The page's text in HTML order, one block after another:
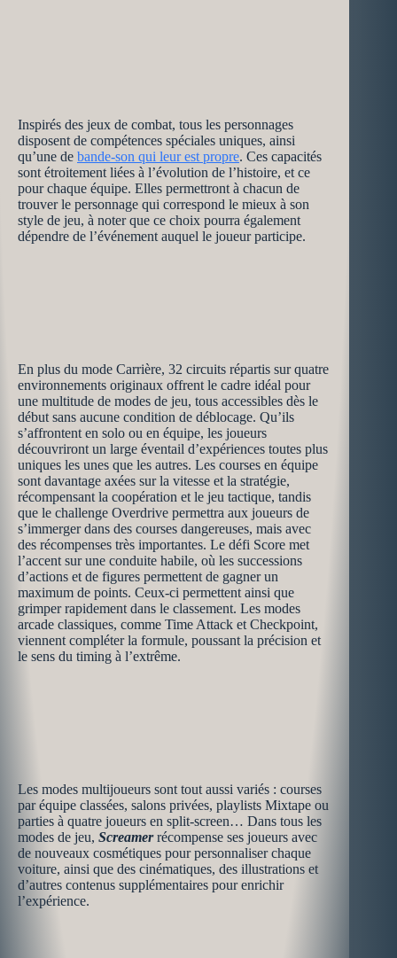
Inspirés des jeux de combat, tous les personnages
disposent de compétences spéciales uniques, ainsi
qu’une de bande-son qui leur est propre. Ces capacités
sont étroitement liées à l’évolution de l’histoire, et ce
pour chaque équipe. Elles permettront à chacun de
trouver le personnage qui correspond le mieux à son
style de jeu, à noter que ce choix pourra également
dépendre de l’événement auquel le joueur participe.
En plus du mode Carrière, 32 circuits répartis sur quatre
environnements originaux offrent le cadre idéal pour
une multitude de modes de jeu, tous accessibles dès le
début sans aucune condition de déblocage. Qu’ils
s’affrontent en solo ou en équipe, les joueurs
découvriront un large éventail d’expériences toutes plus
uniques les unes que les autres. Les courses en équipe
sont davantage axées sur la vitesse et la stratégie,
récompensant la coopération et le jeu tactique, tandis
que le challenge Overdrive permettra aux joueurs de
s’immerger dans des courses dangereuses, mais avec
des récompenses très importantes. Le défi Score met
l’accent sur une conduite habile, où les successions
d’actions et de figures permettent de gagner un
maximum de points. Ceux-ci permettent ainsi que
grimper rapidement dans le classement. Les modes
arcade classiques, comme Time Attack et Checkpoint,
viennent compléter la formule, poussant la précision et
le sens du timing à l’extrême.
Les modes multijoueurs sont tout aussi variés : courses
par équipe classées, salons privées, playlists Mixtape ou
parties à quatre joueurs en split-screen… Dans tous les
modes de jeu, Screamerrécompense ses joueurs avec
de nouveaux cosmétiques pour personnaliser chaque
voiture, ainsi que des cinématiques, des illustrations et
d’autres contenus supplémentaires pour enrichir
l’expérience.